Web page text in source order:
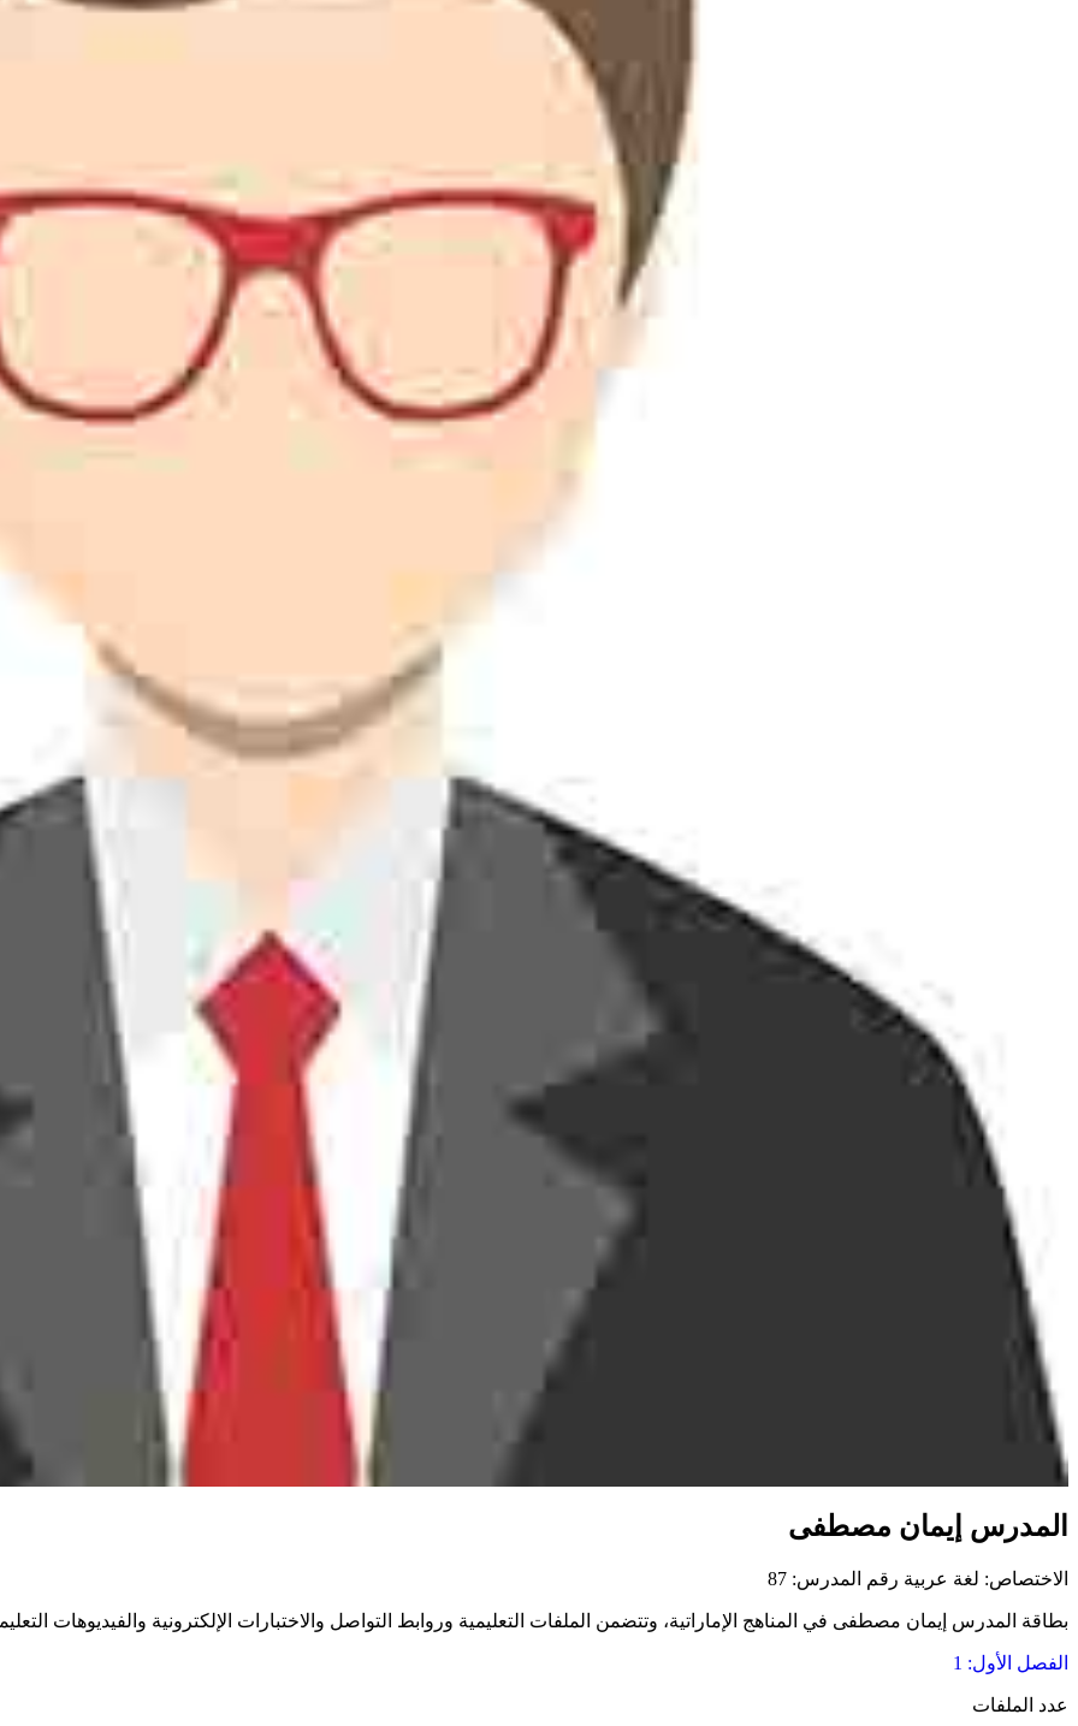
المدرس إيمان مصطفى
الاختصاص: لغة عربية رقم المدرس: 87
بطاقة المدرس إيمان مصطفى في المناهج الإماراتية، وتتضمن الملفات التعليمية وروابط التواصل والاختبارات الإلكترونية والفيديوهات
الفصل الأول: 1
عدد الملفات